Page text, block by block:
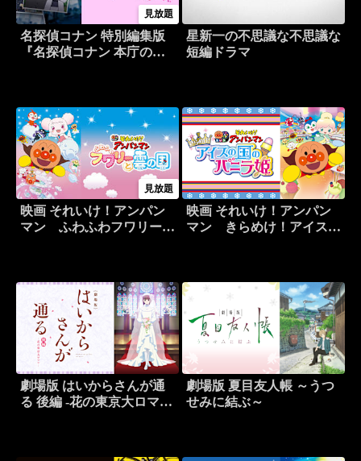
見放題
名探偵コナン 特別編集版
『名探偵コナン 本庁の刑
星新一の不思議な不思議な
短編ドラマ
見放題
映画 それいけ！アンパン
マン ふわふわフワリーと
映画 それいけ！アンパン
マン きらめけ！アイスの
劇場版 はいからさんが通
る 後編 -花の東京大ロマ
劇場版 夏目友人帳 ～うつ
せみに結ぶ～